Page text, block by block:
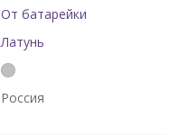
От батарейки
Латунь
Россия